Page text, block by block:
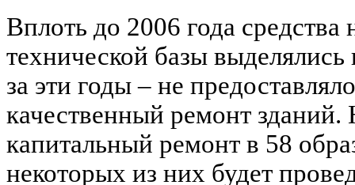
Вплоть до 2006 года
технической базы
за эти годы – не
качественный ремонт зданий.
капитальный ремонт в 58
некоторых из них будет